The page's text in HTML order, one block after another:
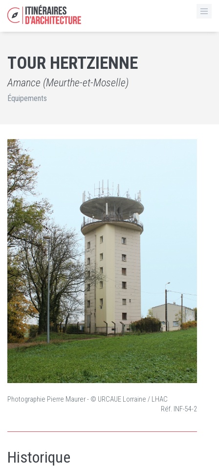
TOUR HERTZIENNE
Amance (Meurthe-et-Moselle)
Équipements
Photographie Pierre Maurer - © URCAUE Lorraine / LHAC
Réf. INF-54-2
Historique